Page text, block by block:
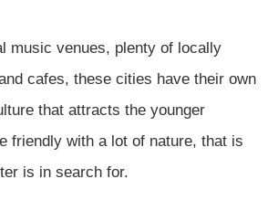
music venues, plenty of locally
cafes, these cities have their own
that attracts the younger
friendly with a lot of nature, that is
is in search for.